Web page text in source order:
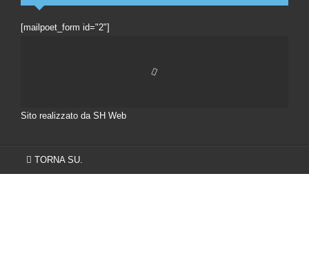
[mailpoet_form id="2"]
Sito realizzato da SH Web
TORNA SU.